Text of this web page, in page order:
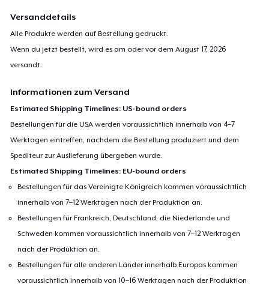
Versanddetails
Alle Produkte werden auf Bestellung gedruckt.
Wenn du jetzt bestellt, wird es am oder vor demAugust 17, 2026
versandt.
Informationen zum Versand
Estimated Shipping Timelines: US-bound orders
Bestellungen für die USA werden voraussichtlich innerhalb von 4–7
Werktagen eintreffen, nachdem die Bestellung produziert und dem
Spediteur zur Auslieferung übergeben wurde.
Estimated Shipping Timelines: EU-bound orders
Bestellungen für das Vereinigte Königreich kommen voraussichtlich
innerhalb von 7–12 Werktagen nach der Produktion an.
Bestellungen für Frankreich, Deutschland, die Niederlande und
Schweden kommen voraussichtlich innerhalb von 7–12 Werktagen
nach der Produktion an.
Bestellungen für alle anderen Länder innerhalb Europas kommen
voraussichtlich innerhalb von 10–16 Werktagen nach der Produktion